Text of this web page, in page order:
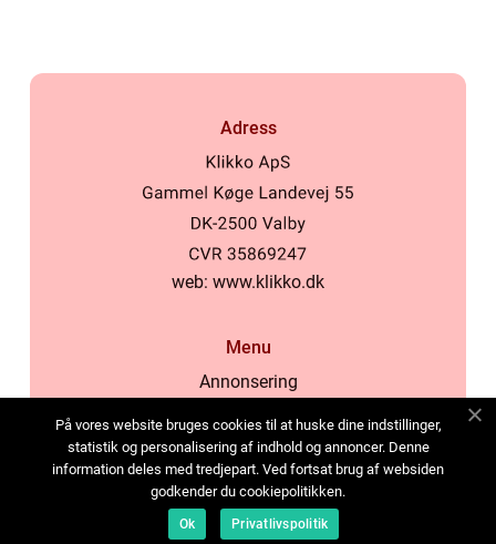
Adress
web: www.klikko.dk
Menu
Annonsering
Cookies
Kontakta oss
Sitemap
På vores website bruges cookies til at huske dine indstillinger,
statistik og personalisering af indhold og annoncer. Denne
information deles med tredjepart. Ved fortsat brug af websiden
godkender du cookiepolitikken.
Ok Privatlivspolitik